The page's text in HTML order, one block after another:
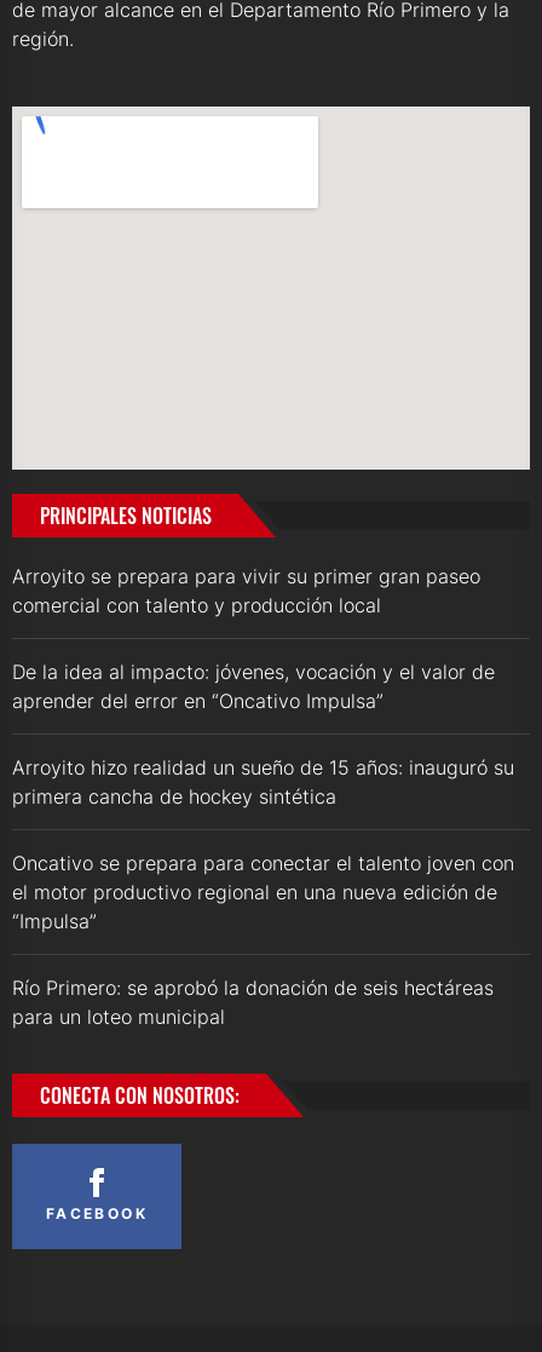
de mayor alcance en el Departamento Río Primero y la
región.
PRINCIPALES NOTICIAS
Arroyito se prepara para vivir su primer gran paseo
comercial con talento y producción local
De la idea al impacto: jóvenes, vocación y el valor de
aprender del error en “Oncativo Impulsa”
Arroyito hizo realidad un sueño de 15 años: inauguró su
primera cancha de hockey sintética
Oncativo se prepara para conectar el talento joven con
el motor productivo regional en una nueva edición de
“Impulsa”
Río Primero: se aprobó la donación de seis hectáreas
para un loteo municipal
CONECTA CON NOSOTROS:
FACEBOOK